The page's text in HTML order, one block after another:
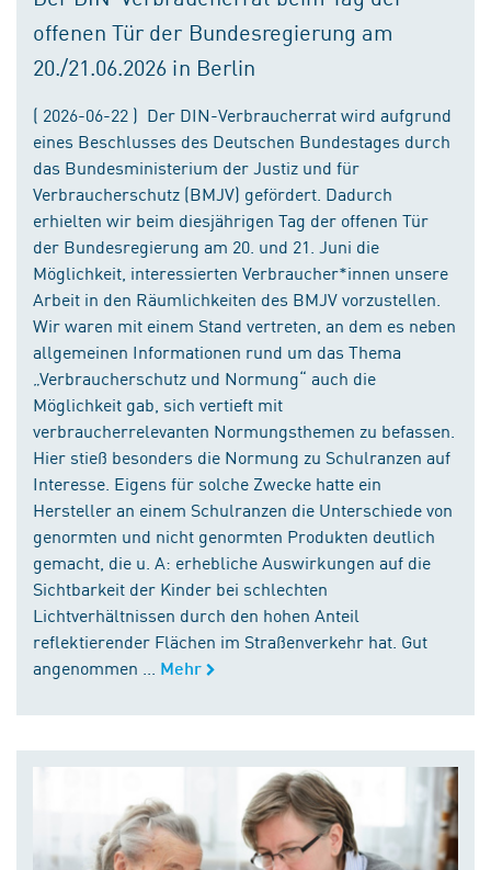
offenen Tür der Bundesregierung am
20./21.06.2026 in Berlin
( 2026-06-22 ) Der DIN-Verbraucherrat wird aufgrund
eines Beschlusses des Deutschen Bundestages durch
das Bundesministerium der Justiz und für
Verbraucherschutz (BMJV) gefördert. Dadurch
erhielten wir beim diesjährigen Tag der offenen Tür
der Bundesregierung am 20. und 21. Juni die
Möglichkeit, interessierten Verbraucher*innen unsere
Arbeit in den Räumlichkeiten des BMJV vorzustellen.
Wir waren mit einem Stand vertreten, an dem es neben
allgemeinen Informationen rund um das Thema
„Verbraucherschutz und Normung“ auch die
Möglichkeit gab, sich vertieft mit
verbraucherrelevanten Normungsthemen zu befassen.
Hier stieß besonders die Normung zu Schulranzen auf
Interesse. Eigens für solche Zwecke hatte ein
Hersteller an einem Schulranzen die Unterschiede von
genormten und nicht genormten Produkten deutlich
gemacht, die u. A: erhebliche Auswirkungen auf die
Sichtbarkeit der Kinder bei schlechten
Lichtverhältnissen durch den hohen Anteil
reflektierender Flächen im Straßenverkehr hat. Gut
angenommen ...
Mehr